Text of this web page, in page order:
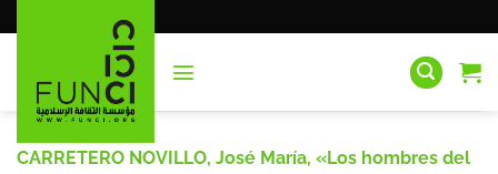
al
CARRETERO NOVILLO, José María, «Los hombres del